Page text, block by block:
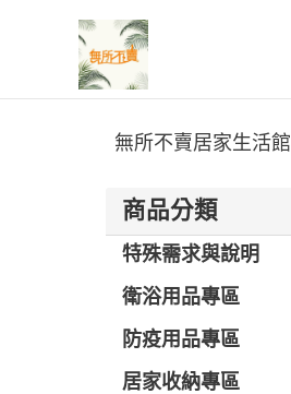
無所不賣居家生活館
無所不賣居家生活館
商品分類
特殊需求與說明
衛浴用品專區
防疫用品專區
居家收納專區